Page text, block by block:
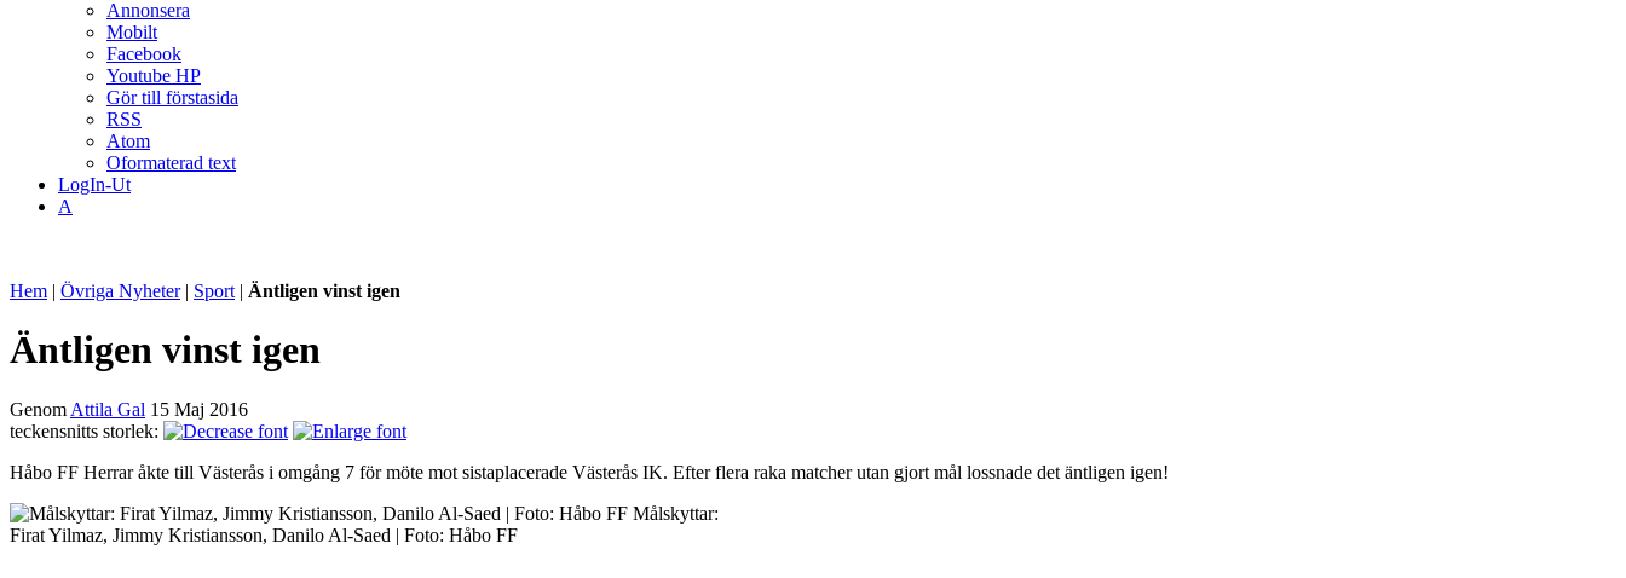
Annonsera
Mobilt
Facebook
Youtube HP
Gör till förstasida
RSS
Atom
Oformaterad text
LogIn-Ut
A
Hem | Övriga Nyheter| Sport | Äntligen vinst igen
Äntligen vinst igen
Genom Attila Gal 15 Maj 2016
teckensnitts storlek:
Håbo FF Herrar åkte till Västerås i omgång 7 för möte mot sistaplacerade Västerås IK. Efter flera raka matcher utan gjort mål lossnade det äntligen igen!
Målskyttar:
Firat Yilmaz, Jimmy Kristiansson, Danilo Al-Saed | Foto: Håbo FF